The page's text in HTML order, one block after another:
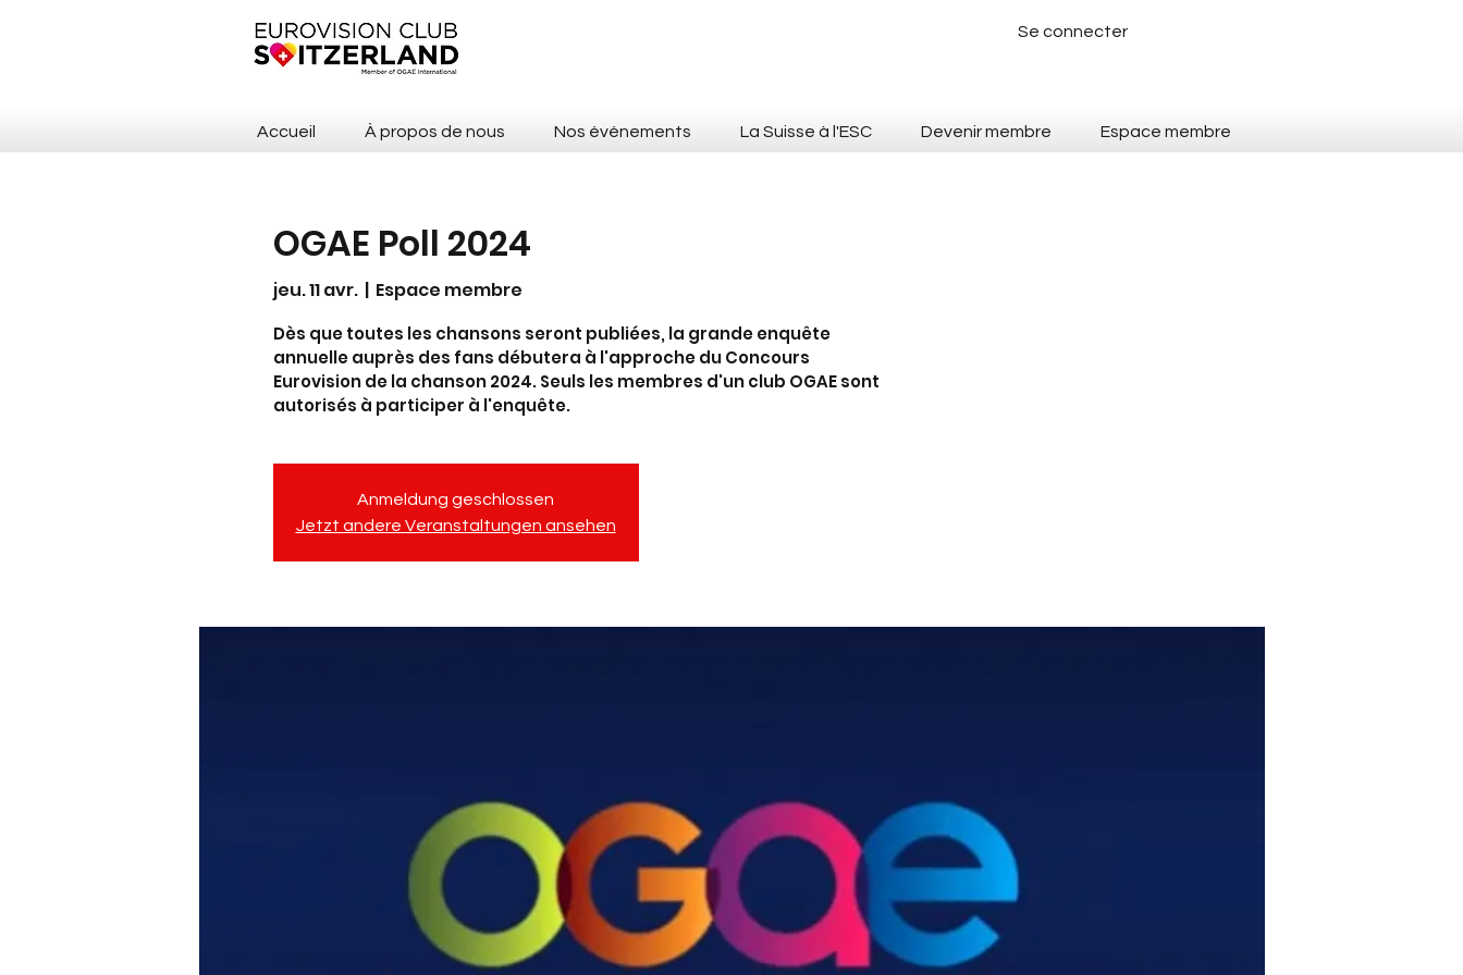
Se connecter
Accueil À propos de nous Nos événements La Suisse à l'ESC Devenir membre Espace membre
OGAE Poll 2024
jeu. 11 avr.
  |
Espace membre
Dès que toutes les chansons seront publiées, la grande enquête
annuelle auprès des fans débutera à l'approche du Concours
Eurovision de la chanson 2024. Seuls les membres d'un club OGAE sont
autorisés à participer à l'enquête.
Anmeldung geschlossen
Jetzt andere Veranstaltungen ansehen